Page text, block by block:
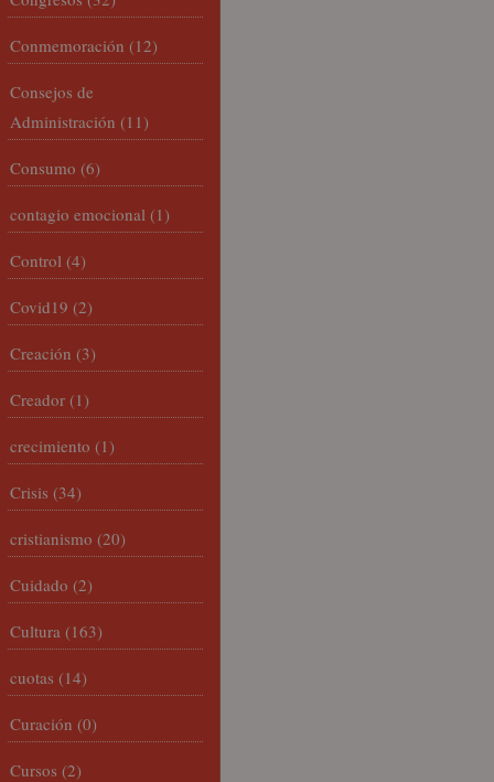
Conmemoración (12)
Consejos de
Administración (11)
Consumo (6)
contagio emocional (1)
Control (4)
Covid19 (2)
Creación (3)
Creador (1)
crecimiento (1)
Crisis (34)
cristianismo (20)
Cuidado (2)
Cultura (163)
cuotas (14)
Curación (0)
Cursos (2)